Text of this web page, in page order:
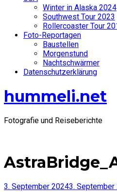
Winter in Alaska 2024
Southwest Tour 2023
Rollercoaster Tour
Foto-Reportagen
Baustellen
Morgenstund
Nachtschwärmer
Datenschutzerklärung
hummeli.net
Fotografie und Reiseberichte
3. September 20243. September